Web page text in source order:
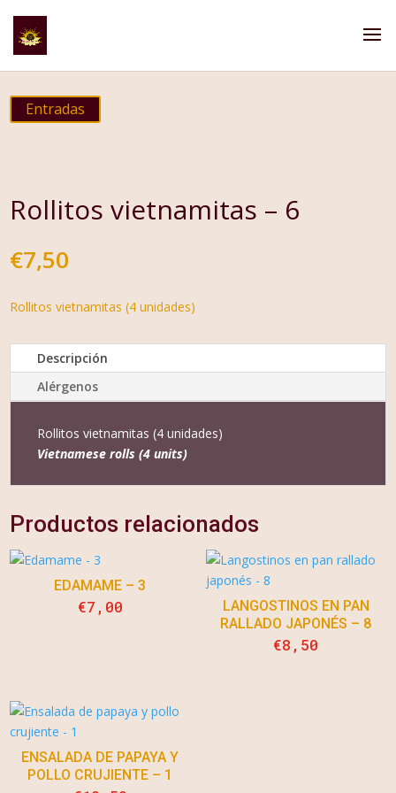
Entradas
Rollitos vietnamitas – 6
€7,50
Rollitos vietnamitas (4 unidades)
Descripción
Alérgenos
Rollitos vietnamitas (4 unidades)
Vietnamese rolls (4 units)
Productos relacionados
EDAMAME – 3
€7,00
LANGOSTINOS EN PAN
RALLADO JAPONÉS – 8
€8,50
ENSALADA DE PAPAYA Y
POLLO CRUJIENTE – 1